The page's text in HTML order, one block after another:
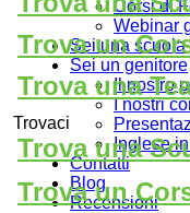
Corsi di
Webinar
Sei una scuola
Sei un genitore
Il nostro
I nostri
Inglese
Contatti
Blog
Recensioni
Trova un
Trova una
Trovaci
Trova una
Trova un